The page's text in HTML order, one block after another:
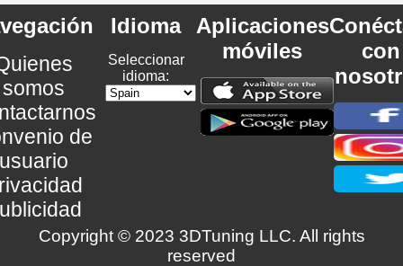
somos
de
Idioma
Seleccionar
idioma:
Aplicaciones
móviles
con
Copyright © 2023 3DTuning LLC. All rights
reserved